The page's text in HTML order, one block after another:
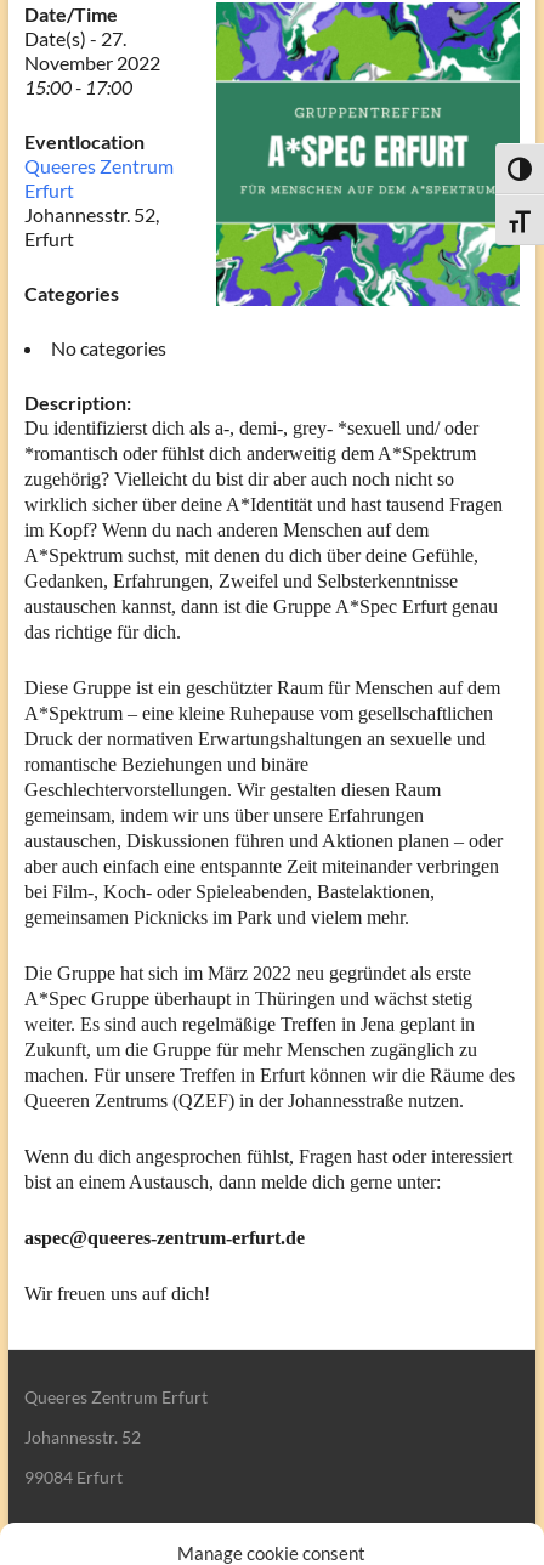
Manage cookie consent
Date/Time
Date(s) - 27.
November 2022
15:00 - 17:00
Eventlocation
Queeres Zentrum
Erfurt
Johannesstr. 52,
Erfurt
Categories
No categories
Description:
Du identifizierst dich als a-, demi-, grey- *sexuell und/ oder
*romantisch oder fühlst dich anderweitig dem A*Spektrum
zugehörig? Vielleicht du bist dir aber auch noch nicht so
wirklich sicher über deine A*Identität und hast tausend Fragen
im Kopf? Wenn du nach anderen Menschen auf dem
A*Spektrum suchst, mit denen du dich über deine Gefühle,
Gedanken, Erfahrungen, Zweifel und Selbsterkenntnisse
austauschen kannst, dann ist die Gruppe A*Spec Erfurt genau
das richtige für dich.
Diese Gruppe ist ein geschützter Raum für Menschen auf dem
A*Spektrum – eine kleine Ruhepause vom gesellschaftlichen
Druck der normativen Erwartungshaltungen an sexuelle und
romantische Beziehungen und binäre
Geschlechtervorstellungen. Wir gestalten diesen Raum
gemeinsam, indem wir uns über unsere Erfahrungen
austauschen, Diskussionen führen und Aktionen planen – oder
aber auch einfach eine entspannte Zeit miteinander verbringen
bei Film-, Koch- oder Spieleabenden, Bastelaktionen,
gemeinsamen Picknicks im Park und vielem mehr.
Die Gruppe hat sich im März 2022 neu gegründet als erste
A*Spec Gruppe überhaupt in Thüringen und wächst stetig
weiter. Es sind auch regelmäßige Treffen in Jena geplant in
Zukunft, um die Gruppe für mehr Menschen zugänglich zu
machen. Für unsere Treffen in Erfurt können wir die Räume des
Queeren Zentrums (QZEF) in der Johannesstraße nutzen.
Wenn du dich angesprochen fühlst, Fragen hast oder interessiert
bist an einem Austausch, dann melde dich gerne unter:
aspec@queeres-zentrum-erfurt.de
Wir freuen uns auf dich!
Queeres Zentrum Erfurt
Johannesstr. 52
99084 Erfurt